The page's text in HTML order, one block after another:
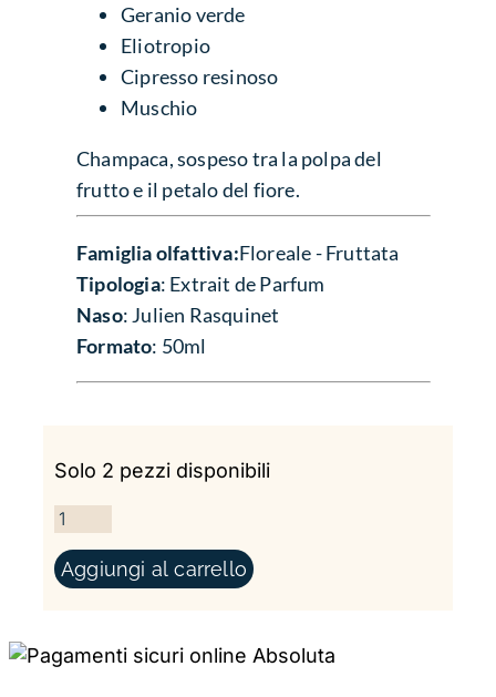
Geranio verde
Eliotropio
Cipresso resinoso
Muschio
Champaca, sospeso tra la polpa del
frutto e il petalo del fiore.
Famiglia olfattiva:Floreale - Fruttata
Tipologia: Extrait de Parfum
Naso: Julien Rasquinet
Formato: 50ml
Solo 2 pezzi disponibili
CHAMPACA HEADSPACE QUANTITÀ
Aggiungi al carrello